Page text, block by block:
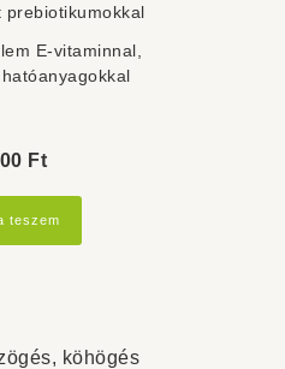
E-vitaminnal,
Ft
teszem
köhögés